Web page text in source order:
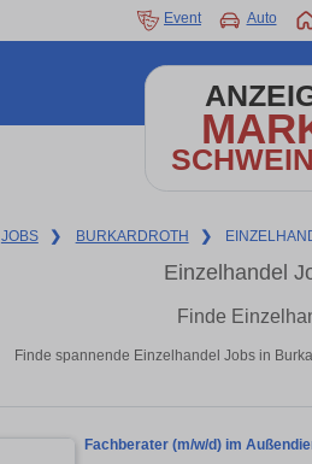
Event Auto
JOBS ❯ BURKARDROTH ❯
Einzelhandel
Finde
Finde spannende Einzelhandel Jobs in
Fachberater (m/w/d) im